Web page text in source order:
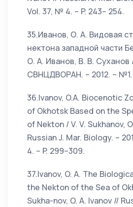
Vol. 37, № 4. – P. 243– 254.
35.Иванов, О. А. Видовая
нектона западной части
О. А. Иванов, В. В. Суханов
СВНЦДВОРАН. – 2012. – №1.
36.Ivanov, O.A. Biocenotic
of Okhotsk Based on the
of Nekton / V. V. Sukhanov,
Russian J. Mar. Biology. –
4. – P. 299–309.
37.Ivanov, O. A. The
the Nekton of the Sea of
Sukha-nov, O. A. Ivanov //